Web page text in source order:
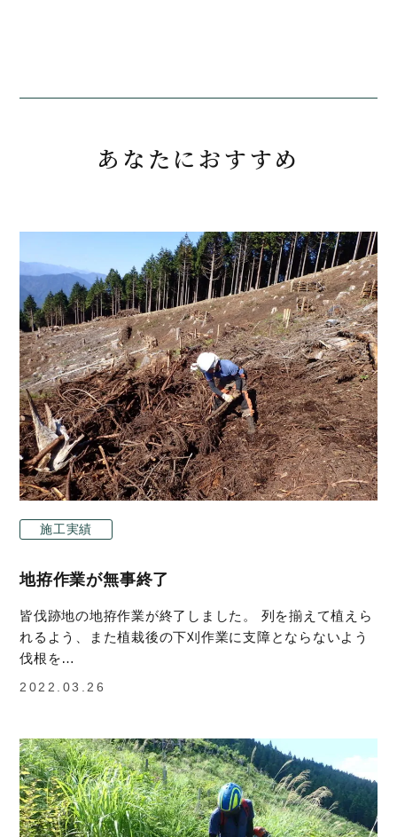
あなたにおすすめ
施工実績
地拵作業が無事終了
皆伐跡地の地拵作業が終了しました。 列を揃えて植えら
れるよう、また植栽後の下刈作業に支障とならないよう
伐根を…
2022.03.26